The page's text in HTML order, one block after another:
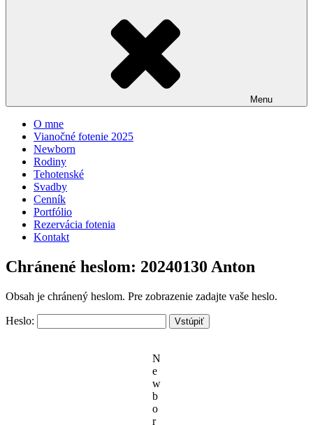
Menu
O mne
Vianočné fotenie 2025
Newborn
Rodiny
Tehotenské
Svadby
Cenník
Portfólio
Rezervácia fotenia
Kontakt
Chránené heslom: 20240130 Anton
Obsah je chránený heslom. Pre zobrazenie zadajte vaše heslo.
Heslo:
N
e
w
b
o
r